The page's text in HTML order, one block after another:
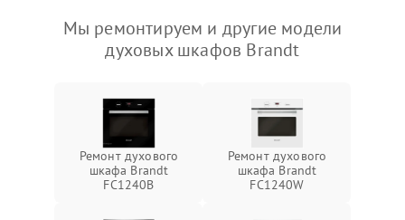
Мы ремонтируем и другие модели
духовых шкафов Brandt
Ремонт духового
шкафа Brandt
FC1240B
Ремонт духового
шкафа Brandt
FC1240W